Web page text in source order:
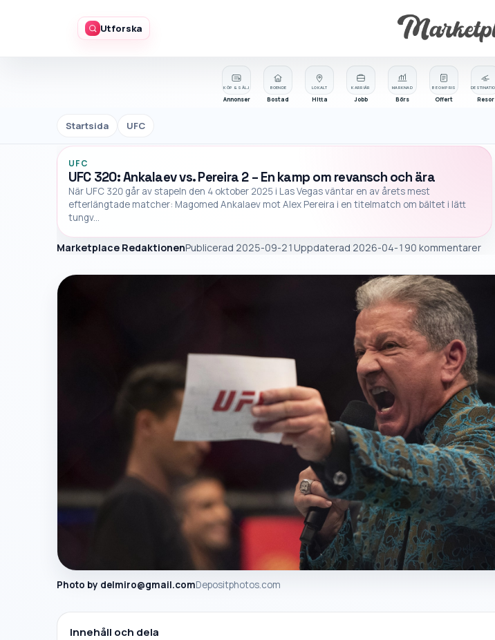
Utforska
KÖP & SÄLJ
Annonser
BOENDE
Bostad
BE OM PRIS
Offert
MARKNAD
Börs
LOKALT
Hitta
KARRIÄR
Jobb Resor
Startsida UFC
UFC
UFC 320: Ankalaev vs. Pereira 2 – En kamp om revansch och ära
När UFC 320 går av stapeln den 4 oktober 2025 i Las Vegas väntar en av årets mest
efterlängtade matcher: Magomed Ankalaev mot Alex Pereira i en titelmatch om bältet i lätt
tungv...
Marketplace RedaktionenPublicerad 2025-09-21Uppdaterad 2026-04-190 kommentarer
Photo by delmiro@gmail.comDepositphotos.com
Innehåll och dela